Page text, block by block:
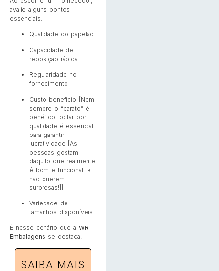
avalie alguns pontos
essenciais:
Qualidade do papelão
Capacidade de
reposição rápida
Regularidade no
fornecimento
Custo benefício [Nem
sempre o “barato” é
benéfico, optar por
qualidade é essencial
para garantir
lucratividade [As
pessoas gostam
daquilo que realmente
é bom e funcional, e
não querem
surpresas!]]
Variedade de
tamanhos disponíveis
É nesse cenário que a WR
Embalagens se destaca!
SAIBA MAIS